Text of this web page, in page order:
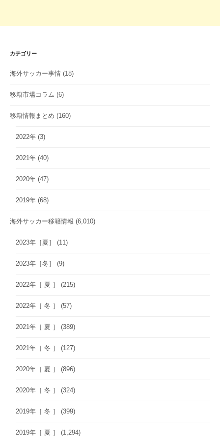
カテゴリー
海外サッカー事情 (18)
移籍市場コラム (6)
移籍情報まとめ (160)
2022年 (3)
2021年 (40)
2020年 (47)
2019年 (68)
海外サッカー移籍情報 (6,010)
2023年［夏］ (11)
2023年［冬］ (9)
2022年［ 夏 ］ (215)
2022年［ 冬 ］ (57)
2021年［ 夏 ］ (389)
2021年［ 冬 ］ (127)
2020年［ 夏 ］ (896)
2020年［ 冬 ］ (324)
2019年［ 冬 ］ (399)
2019年［ 夏 ］ (1,294)